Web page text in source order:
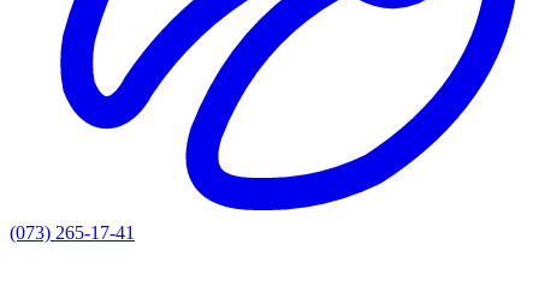
(073) 265-17-41